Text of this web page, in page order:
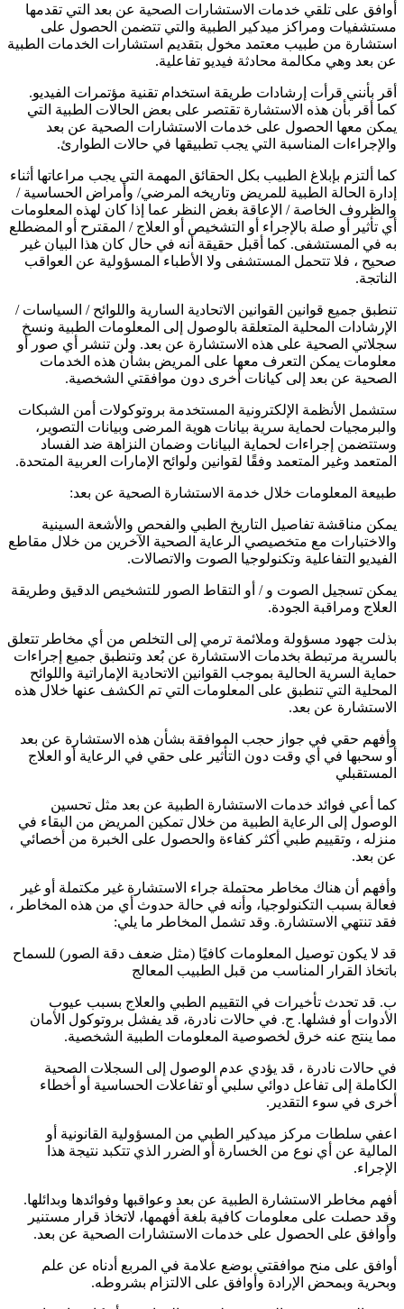
أوافق على تلقي خدمات الاستشارات الصحية عن بعد التي تقدمها
مستشفيات ومراكز ميدكير الطبية والتي تتضمن الحصول على
استشارة من طبيب معتمد مخول بتقديم استشارات الخدمات الطبية
عن بعد وهي مكالمة محادثة فيديو تفاعلية.
أقر بأنني قرأت إرشادات طريقة استخدام تقنية مؤتمرات الفيديو.
كما أقر بأن هذه الاستشارة تقتصر على بعض الحالات الطبية التي
يمكن معها الحصول على خدمات الاستشارات الصحية عن بعد
والإجراءات المناسبة التي يجب تطبيقها في حالات الطوارئ.
كما ألتزم بإبلاغ الطبيب بكل الحقائق المهمة التي يجب مراعاتها أثناء
إدارة الحالة الطبية للمريض وتاريخه المرضي/ وأمراض الحساسية /
والظروف الخاصة / الإعاقة بغض النظر عما إذا كان لهذه المعلومات
أي تأثير أو صلة بالإجراء أو التشخيص أو العلاج / المقترح أو المضطلع
به في المستشفى. كما أقبل حقيقة أنه في حال كان هذا البيان غير
صحيح ، فلا تتحمل المستشفى ولا الأطباء المسؤولية عن العواقب
الناتجة.
تنطبق جميع قوانين القوانين الاتحادية السارية واللوائح / السياسات /
الإرشادات المحلية المتعلقة بالوصول إلى المعلومات الطبية ونسخ
سجلاتي الصحية على هذه الاستشارة عن بعد. ولن تنشر أي صور أو
معلومات يمكن التعرف معها على المريض بشأن هذه الخدمات
الصحية عن بعد إلى كيانات أخرى دون موافقتي الشخصية.
ستشمل الأنظمة الإلكترونية المستخدمة بروتوكولات أمن الشبكات
والبرمجيات لحماية سرية بيانات هوية المرضى وبيانات التصوير،
وستتضمن إجراءات لحماية البيانات وضمان النزاهة ضد الفساد
المتعمد وغير المتعمد وفقًا لقوانين ولوائح الإمارات العربية المتحدة.
طبيعة المعلومات خلال خدمة الاستشارة الصحية عن بعد:
يمكن مناقشة تفاصيل التاريخ الطبي والفحص والأشعة السينية
والاختبارات مع متخصيصي الرعاية الصحية الآخرين من خلال مقاطع
الفيديو التفاعلية وتكنولوجيا الصوت والاتصالات.
يمكن تسجيل الصوت و / أو التقاط الصور للتشخيص الدقيق وطريقة
العلاج ومراقبة الجودة.
بذلت جهود مسؤولة وملائمة ترمي إلى التخلص من أي مخاطر تتعلق
بالسرية مرتبطة بخدمات الاستشارة عن بُعد وتنطبق جميع إجراءات
حماية السرية الحالية بموجب القوانين الاتحادية الإماراتية واللوائح
المحلية التي تنطبق على المعلومات التي تم الكشف عنها خلال هذه
الاستشارة عن بعد.
وأفهم حقي في جواز حجب الموافقة بشأن هذه الاستشارة عن بعد
أو سحبها في أي وقت دون التأثير على حقي في الرعاية أو العلاج
المستقبلي
كما أعي فوائد خدمات الاستشارة الطبية عن بعد مثل تحسين
الوصول إلى الرعاية الطبية من خلال تمكين المريض من البقاء في
منزله ، وتقييم طبي أكثر كفاءة والحصول على الخبرة من أخصائي
عن بعد.
وأفهم أن هناك مخاطر محتملة جراء الاستشارة غير مكتملة أو غير
فعالة بسبب التكنولوجيا، وأنه في حالة حدوث أي من هذه المخاطر ،
فقد تنتهي الاستشارة. وقد تشمل المخاطر ما يلي:
قد لا يكون توصيل المعلومات كافيًا (مثل ضعف دقة الصور) للسماح
باتخاذ القرار المناسب من قبل الطبيب المعالج
ب. قد تحدث تأخيرات في التقييم الطبي والعلاج بسبب عيوب
الأدوات أو فشلها. ج. في حالات نادرة، قد يفشل بروتوكول الأمان
مما ينتج عنه خرق لخصوصية المعلومات الطبية الشخصية.
في حالات نادرة ، قد يؤدي عدم الوصول إلى السجلات الصحية
الكاملة إلى تفاعل دوائي سلبي أو تفاعلات الحساسية أو أخطاء
أخرى في سوء التقدير.
اعفي سلطات مركز ميدكير الطبي من المسؤولية القانونية أو
المالية عن أي نوع من الخسارة أو الضرر الذي تتكبد نتيجة هذا
الإجراء.
أفهم مخاطر الاستشارة الطبية عن بعد وعواقبها وفوائدها وبدائلها.
وقد حصلت على معلومات كافية بلغة أفهمها، لاتخاذ قرار مستنير
وأوافق على الحصول على خدمات الاستشارات الصحية عن بعد.
أوافق على منح موافقتي بوضع علامة في المربع أدناه عن علم
وبحرية وبمحض الإرادة وأوافق على الالتزام بشروطه.